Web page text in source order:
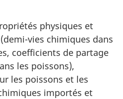
physiques et
vies chimiques dans
coefficients de partage
les poissons),
les poissons et les
importés et